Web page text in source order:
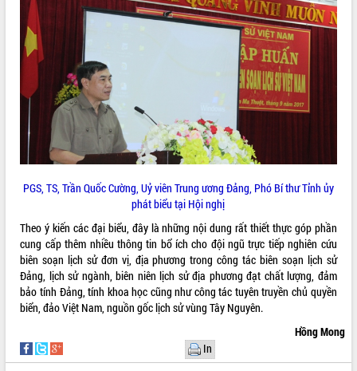
PGS, TS, Trần Quốc Cường, Uỷ viên Trung ương Đảng, Phó Bí thư Tỉnh ủy
phát biểu tại Hội nghị
Theo ý kiến các đại biểu, đây là những nội dung rất thiết thực góp phần
cung cấp thêm nhiều thông tin bổ ích cho đội ngũ trực tiếp nghiên cứu
biên soạn lịch sử đơn vị, địa phương trong công tác biên soạn lịch sử
Đảng, lịch sử ngành, biên niên lịch sử địa phương đạt chất lượng, đảm
bảo tính Đảng, tính khoa học cũng như công tác tuyên truyền chủ quyền
biển, đảo Việt Nam, nguồn gốc lịch sử vùng Tây Nguyên.
Hồng Mong
In